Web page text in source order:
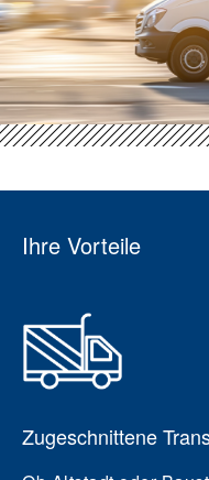
Ihre Vorteile
Zugeschnittene